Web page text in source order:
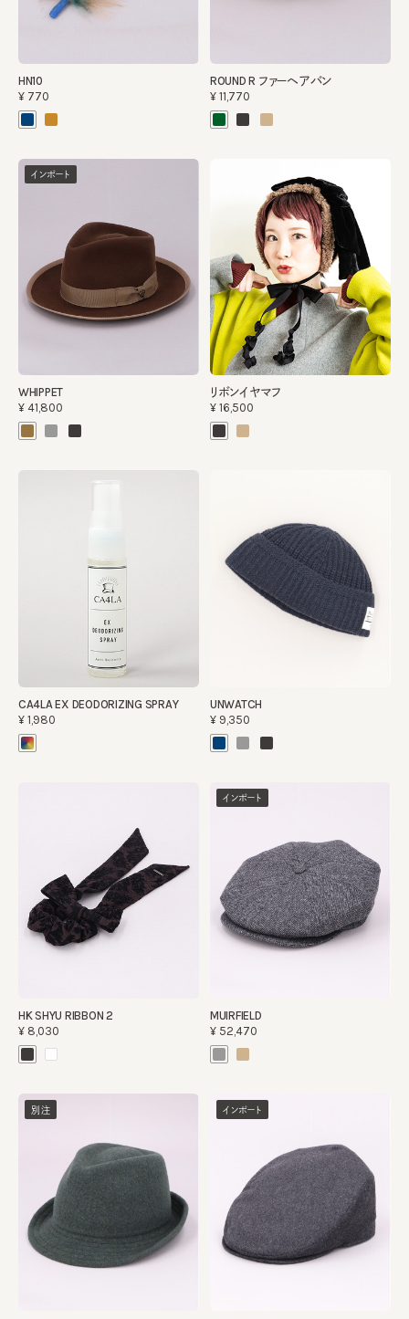
HN10
¥770
ROUND R ファーヘアバン
¥11,770
インポート
WHIPPET
¥41,800
リボンイヤマフ
¥16,500
CA4LA EX DEODORIZING SPRAY
¥1,980
UNWATCH
¥9,350
HK SHYU RIBBON 2
¥8,030
インポート
MUIRFIELD
¥52,470
別注 インポート